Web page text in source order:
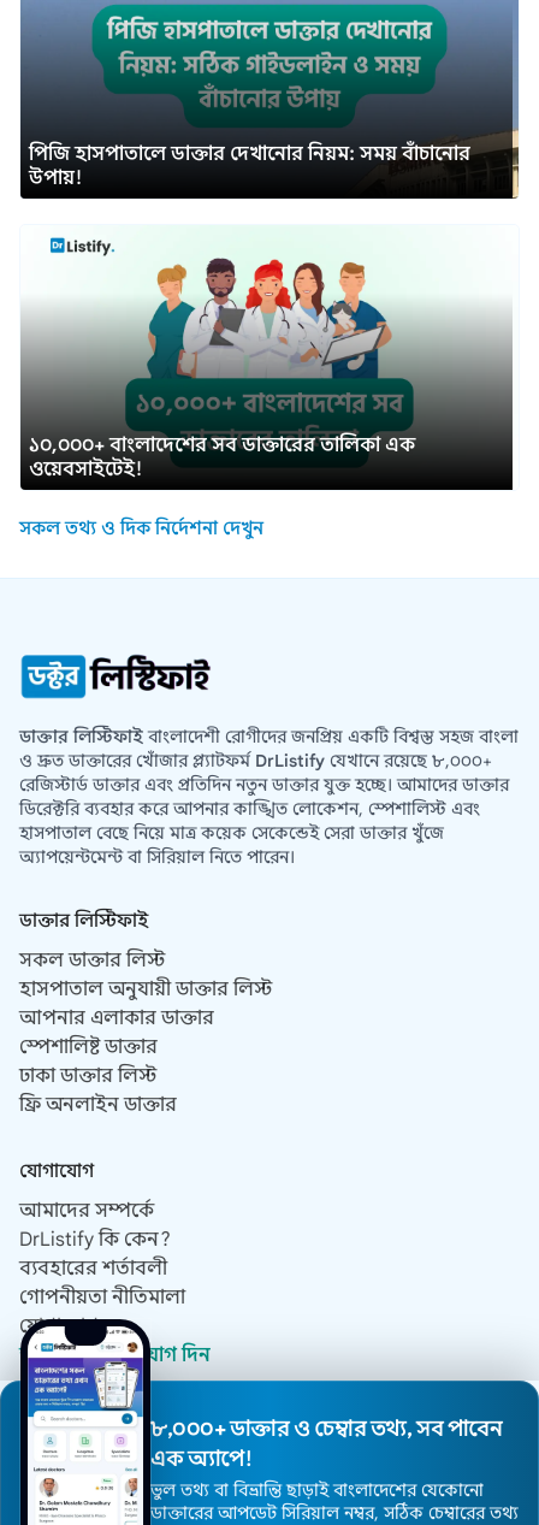
পিজি হাসপাতালে ডাক্তার দেখানোর নিয়ম: সময় বাঁচানোর
উপায়!
১০,০০০+ বাংলাদেশের সব ডাক্তারের তালিকা এক
ওয়েবসাইটেই!
সকল তথ্য ও দিক নির্দেশনা দেখুন
ডাক্তার লিস্টিফাইবাংলাদেশী রোগীদের জনপ্রিয় একটি বিশ্বস্ত সহজ বাংলা
ও দ্রুত ডাক্তারের খোঁজার প্ল্যাটফর্ম DrListify যেখানে রয়েছে ৮,০০০+
রেজিস্টার্ড ডাক্তার এবং প্রতিদিন নতুন ডাক্তার যুক্ত হচ্ছে। আমাদের ডাক্তার
ডিরেক্টরি ব্যবহার করে আপনার কাঙ্খিত লোকেশন, স্পেশালিস্ট এবং
হাসপাতাল বেছে নিয়ে মাত্র কয়েক সেকেন্ডেই সেরা ডাক্তার খুঁজে
অ্যাপয়েন্টমেন্ট বা সিরিয়াল নিতে পারেন।
ডাক্তার লিস্টিফাই
সকল ডাক্তার লিস্ট
হাসপাতাল অনুযায়ী ডাক্তার লিস্ট
আপনার এলাকার ডাক্তার
স্পেশালিষ্ট ডাক্তার
ঢাকা ডাক্তার লিস্ট
ফ্রি অনলাইন ডাক্তার
যোগাযোগ
আমাদের সম্পর্কে
DrListify কি কেন?
ব্যবহারের শর্তাবলী
গোপনীয়তা নীতিমালা
যোগাযোগ
ডাক্তার হিসেবে যোগ দিন
© 2019 - 2026 সর্বস্বত্ব সংরক্ষিত।
ওয়েবসাইট ডিজাইন ও ডেভেলপমেন্ট করেছে
ব্র্যান্ডিফাই
৮,০০০+ ডাক্তার ও চেম্বার তথ্য, সব পাবেন
এক অ্যাপে!
ভুল তথ্য বা বিভ্রান্তি ছাড়াই বাংলাদেশের যেকোনো
ডাক্তারের আপডেট সিরিয়াল নম্বর, সঠিক চেম্বারের তথ্য